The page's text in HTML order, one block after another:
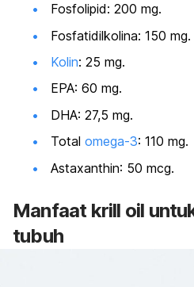
Fosfolipid: 200 mg.
Fosfatidilkolina: 150 mg.
Kolin: 25 mg.
EPA: 60 mg.
DHA: 27,5 mg.
Total omega-3: 110 mg.
Astaxanthin: 50 mcg.
Manfaat krill oil
tubuh